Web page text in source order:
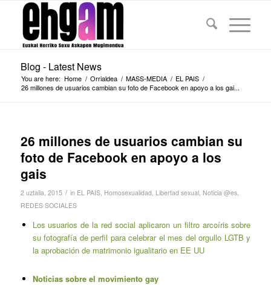
Blog - Latest News
You are here: Home / Orrialdea / MASS-MEDIA / EL PAIS /
26 millones de usuarios cambian su foto de Facebook en apoyo a los gai...
26 millones de usuarios cambian su
foto de Facebook en apoyo a los
gais
2 uztaila, 2015 / in EL PAIS, Homosexualidad, Libertad sexual, Noticia @es,
REDES SOCIALES
Los usuarios de la red social aplicaron un filtro arcoíris sobre
su fotografía de perfil para celebrar el mes del orgullo LGTB y
la aprobación de matrimonio igualitario en EE UU
Noticias sobre el movimiento gay